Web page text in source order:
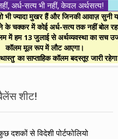
अर्ध-सत्य भी नहीं, केवल अर्थसत्य!
ज्यादा मुखर हैं और जिनकी आवाज़ सुनी
चक्कर में कोई अर्ध-सत्य तक नहीं बोल
में हम 13 जुलाई से अर्थव्यवस्था का सच
कॉलम मूल रूप में लौट आएगा।
का साप्ताहिक कॉलम बदस्तूर जारी
बैलेंस शीट!
दशकों से विदेशी पोर्टफोलियो